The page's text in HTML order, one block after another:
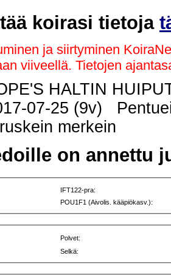
koirasi tietoja
ja siirtyminen
viiveellä. Tietojen
HALTIN
07-25 (9v)
merkein
on annettu
IFT122-pra:
POU1F1 (Aivolis. kääpiökasv.):
Polvet:
Selkä: